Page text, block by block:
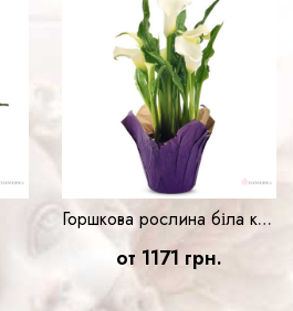
Горшкова рослина біла кала
от 1171 грн.